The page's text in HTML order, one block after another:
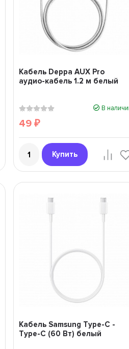
Кабель Deppa AUX Pro
аудио-кабель 1.2 м белый
В
49₽
Купить
Кабель Samsung Type-C -
Type-C (60 Вт) белый